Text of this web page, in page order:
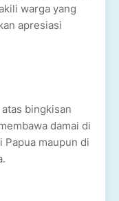
warga yang
apresiasi
bingkisan
damai di
maupun di